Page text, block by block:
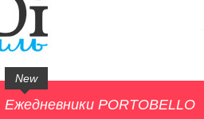
Ежедневники PORTOBELLO
New